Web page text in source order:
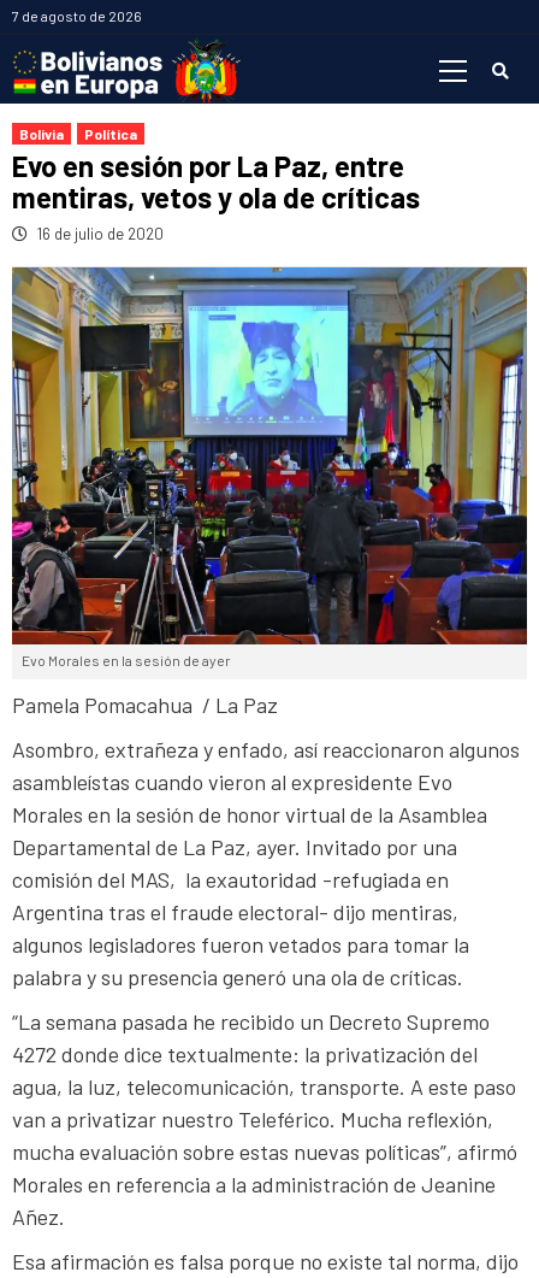
Saltar
contenido
7 de agosto de 2026
Bolivia Política
Evo en sesión por La Paz, entre
mentiras, vetos y ola de críticas
16 de julio de 2020
Evo Morales en la sesión de ayer
Pamela Pomacahua / La Paz
Asombro, extrañeza y enfado, así reaccionaron algunos
asambleístas cuando vieron al expresidente Evo
Morales en la sesión de honor virtual de la Asamblea
Departamental de La Paz, ayer. Invitado por una
comisión del MAS, la exautoridad -refugiada en
Argentina tras el fraude electoral- dijo mentiras,
algunos legisladores fueron vetados para tomar la
palabra y su presencia generó una ola de críticas.
“La semana pasada he recibido un Decreto Supremo
4272 donde dice textualmente: la privatización del
agua, la luz, telecomunicación, transporte. A este paso
van a privatizar nuestro Teleférico. Mucha reflexión,
mucha evaluación sobre estas nuevas políticas”, afirmó
Morales en referencia a la administración de Jeanine
Añez.
Esa afirmación es falsa porque no existe tal norma, dijo